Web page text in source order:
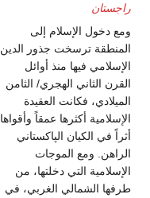
راجستان
ومع دخول الإسلام إلى
المنطقة ترسخت جذور الدين
الإسلامي فيها منذ أوائل
القرن الثاني الهجري/ الثامن
الميلادي، فكانت العقيدة
الإسلامية أكثرها عمقاً وأقواها
أثراً في الكيان الپاكستاني
الراهن. ومع الموجات
الإسلامية التي دخلتها، من
طرفها الشمالي الغربي، في